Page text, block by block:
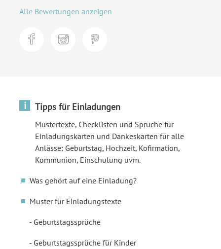
Alle Bewertungen anzeigen
i Tipps für Einladungen
Mustertexte, Checklisten und Sprüche für
Einladungskarten und Dankeskarten für alle
Anlässe: Geburtstag, Hochzeit, Kofirmation,
Kommunion, Einschulung uvm.
Was gehört auf eine Einladung?
Muster für Einladungstexte
Geburtstagssprüche
Geburtstagssprüche für Kinder